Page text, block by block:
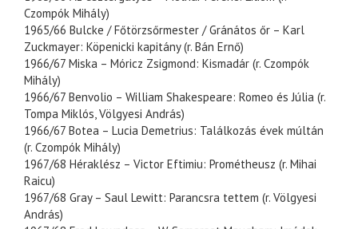
Czompók Mihály)
1965/66 Bulcke / Főtörzsőrmester / Gránátos őr – Karl
Zuckmayer: Köpenicki kapitány (r. Bán Ernő)
1966/67 Miska – Móricz Zsigmond: Kismadár (r. Czompók
Mihály)
1966/67 Benvolio – William Shakespeare: Romeo és Júlia (r.
Tompa Miklós, Völgyesi András)
1966/67 Botea – Lucia Demetrius: Találkozás évek múltán
(r. Czompók Mihály)
1967/68 Héraklész – Victor Eftimiu: Prométheusz (r. Mihai
Raicu)
1967/68 Gray – Saul Lewitt: Parancsra tettem (r. Völgyesi
András)